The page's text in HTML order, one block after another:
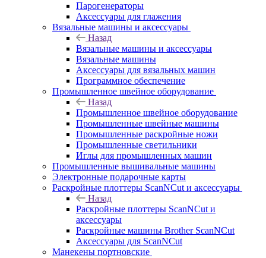
Парогенераторы
Аксессуары для глажения
Вязальные машины и аксессуары
Назад
Вязальные машины и аксессуары
Вязальные машины
Аксессуары для вязальных машин
Программное обеспечение
Промышленное швейное оборудование
Назад
Промышленное швейное оборудование
Промышленные швейные машины
Промышленные раскройные ножи
Промышленные светильники
Иглы для промышленных машин
Промышленные вышивальные машины
Электронные подарочные карты
Раскройные плоттеры ScanNCut и аксессуары
Назад
Раскройные плоттеры ScanNCut и
аксессуары
Раскройные машины Brother ScanNCut
Аксессуары для ScanNCut
Манекены портновские